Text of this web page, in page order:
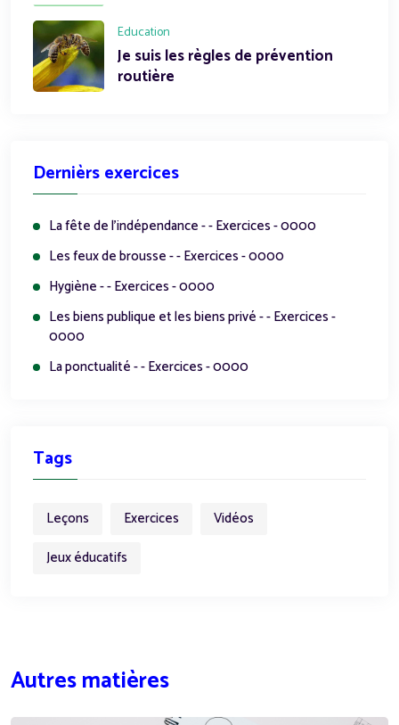
Education
Je suis les règles de prévention
routière
Dernièrs exercices
La fête de l'indépendance - - Exercices - 0000
Les feux de brousse - - Exercices - 0000
Hygiène - - Exercices - 0000
Les biens publique et les biens privé - - Exercices -
0000
La ponctualité - - Exercices - 0000
Tags
Leçons Exercices
Vidéos
Jeux éducatifs
Autres matières